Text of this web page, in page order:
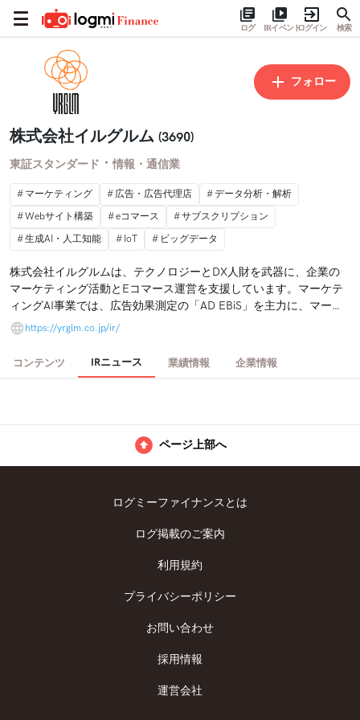
ログ IRイベントログイン 検索
フォロー
株式会社イルグルム (3690)
東証スタンダード ・ 情報・通信業
マーケティング 広告・広告代理店
データ分析・解析
Webサイト構築
eコマース
サブスクリプション
生成AI・人工知能
IoT ビッグデータ
株式会社イルグルムは、テクノロジーとDX人財を武器に、企業の
マーケティング活動とEコマース運営を支援しています。マーケテ
ィングAI事業では、広告効果測定の「AD EBiS」を主力に、マーケ
ティングプロセスの効果改善を支援し、コマースAI事業では、ECサ
イト構築オープンプラットフォーム「EC-CUBE」を主力にECサイ
トの構築から物流まで、垂直統合的にECサイトの運営を支援して
https://yrglm.co.jp/ir/
コンテンツ IRニュース 業績情報 企業情報
ページ上部へ
ログミーファイナンスとは
ログ掲載のご案内
利用規約
プライバシーポリシー
お問い合わせ
採用情報
運営会社